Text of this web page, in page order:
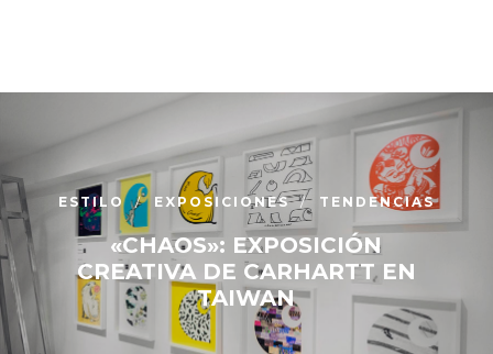
ESTILO EXPOSICIONES TENDENCIAS
«CHAOS»: EXPOSICIÓN
CREATIVA DE CARHARTT EN
TAIWAN